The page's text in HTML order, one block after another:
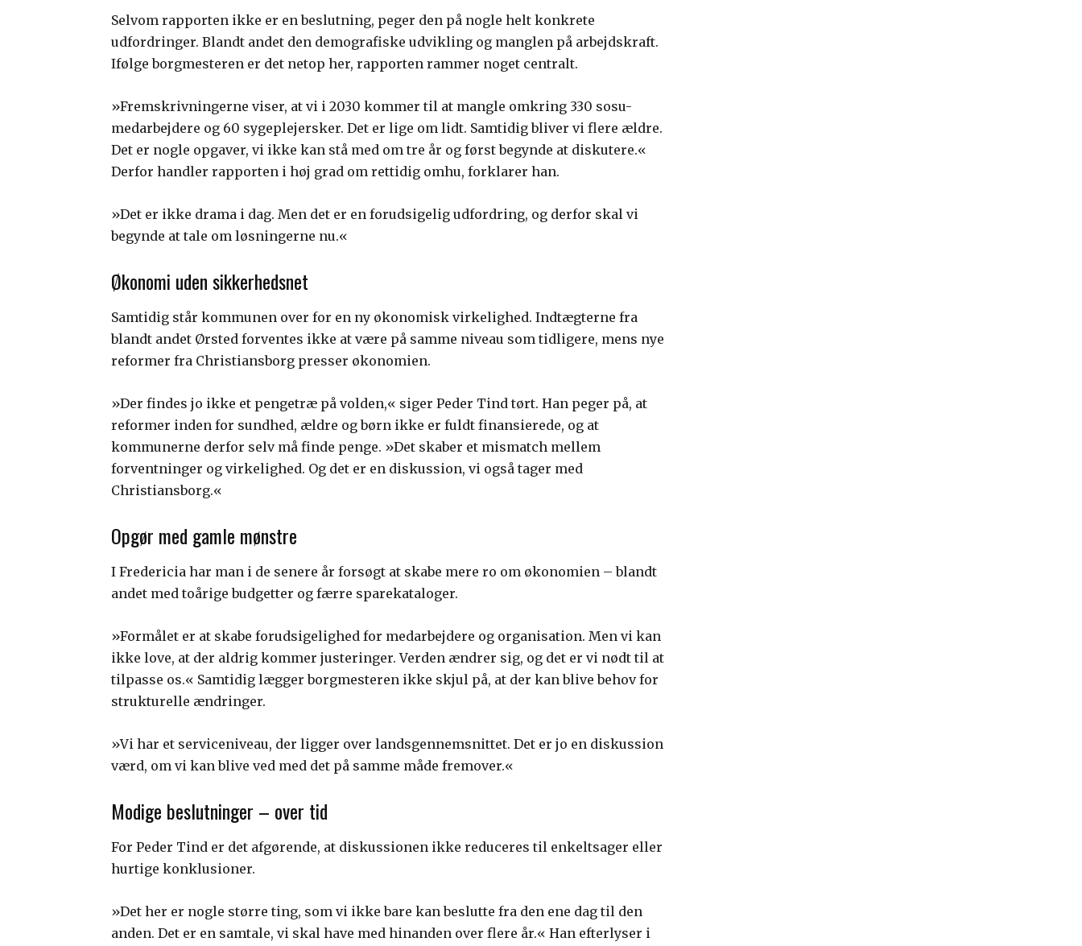
Selvom rapporten ikke er en beslutning, peger den på nogle helt konkrete
udfordringer. Blandt andet den demografiske udvikling og manglen på arbejdskraft.
Ifølge borgmesteren er det netop her, rapporten rammer noget centralt.
»Fremskrivningerne viser, at vi i 2030 kommer til at mangle omkring 330 sosu-
medarbejdere og 60 sygeplejersker. Det er lige om lidt. Samtidig bliver vi flere ældre.
Det er nogle opgaver, vi ikke kan stå med om tre år og først begynde at diskutere.«
Derfor handler rapporten i høj grad om rettidig omhu, forklarer han.
»Det er ikke drama i dag. Men det er en forudsigelig udfordring, og derfor skal vi
begynde at tale om løsningerne nu.«
Økonomi uden sikkerhedsnet
Samtidig står kommunen over for en ny økonomisk virkelighed. Indtægterne fra
blandt andet Ørsted forventes ikke at være på samme niveau som tidligere, mens nye
reformer fra Christiansborg presser økonomien.
»Der findes jo ikke et pengetræ på volden,« siger Peder Tind tørt. Han peger på, at
reformer inden for sundhed, ældre og børn ikke er fuldt finansierede, og at
kommunerne derfor selv må finde penge. »Det skaber et mismatch mellem
forventninger og virkelighed. Og det er en diskussion, vi også tager med
Christiansborg.«
Opgør med gamle mønstre
I Fredericia har man i de senere år forsøgt at skabe mere ro om økonomien – blandt
andet med toårige budgetter og færre sparekataloger.
»Formålet er at skabe forudsigelighed for medarbejdere og organisation. Men vi kan
ikke love, at der aldrig kommer justeringer. Verden ændrer sig, og det er vi nødt til at
tilpasse os.« Samtidig lægger borgmesteren ikke skjul på, at der kan blive behov for
strukturelle ændringer.
»Vi har et serviceniveau, der ligger over landsgennemsnittet. Det er jo en diskussion
værd, om vi kan blive ved med det på samme måde fremover.«
Modige beslutninger – over tid
For Peder Tind er det afgørende, at diskussionen ikke reduceres til enkeltsager eller
hurtige konklusioner.
»Det her er nogle større ting, som vi ikke bare kan beslutte fra den ene dag til den
anden. Det er en samtale, vi skal have med hinanden over flere år.« Han efterlyser i